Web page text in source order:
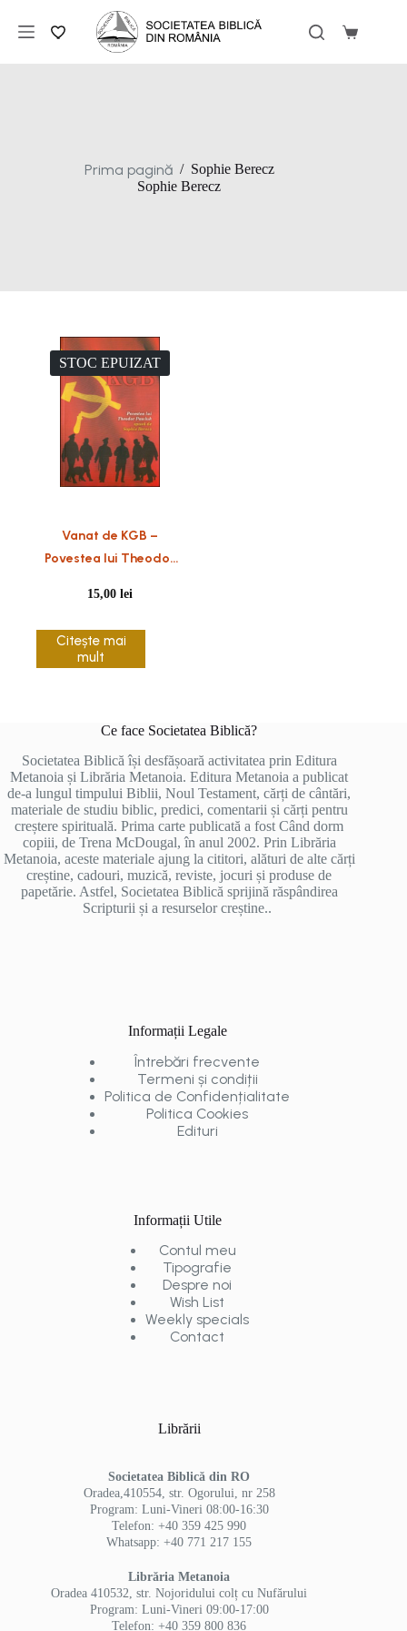
conținut
Coș
Prima pagină / Sophie Berecz
Sophie Berecz
STOC EPUIZAT
Vanat de KGB –
Povestea lui Theodor
15,00lei
Citește mai
mult
Ce face Societatea Biblică?
Societatea Biblică își desfășoară activitatea prin Editura
Metanoia și Librăria Metanoia. Editura Metanoia a publicat
de-a lungul timpului Biblii, Noul Testament, cărți de cântări,
materiale de studiu biblic, predici, comentarii și cărți pentru
creștere spirituală. Prima carte publicată a fost Când dorm
copiii, de Trena McDougal, în anul 2002. Prin Librăria
Metanoia, aceste materiale ajung la cititori, alături de alte cărți
creștine, cadouri, muzică, reviste, jocuri și produse de
papetărie. Astfel, Societatea Biblică sprijină răspândirea
Scripturii și a resurselor creștine..
Informații Legale
Întrebări frecvente
Termeni și condiții
Politica de Confidențialitate
Politica Cookies
Edituri
Informații Utile
Contul meu
Tipografie
Despre noi
Wish List
Weekly specials
Contact
Librării
Societatea Biblică din RO
Oradea,410554, str. Ogorului, nr 258
Program: Luni-Vineri 08:00-16:30
Telefon: +40 359 425 990
Whatsapp: +40 771 217 155
Librăria Metanoia
Oradea 410532, str. Nojoridului colț cu Nufărului
Program: Luni-Vineri 09:00-17:00
Telefon: +40 359 800 836